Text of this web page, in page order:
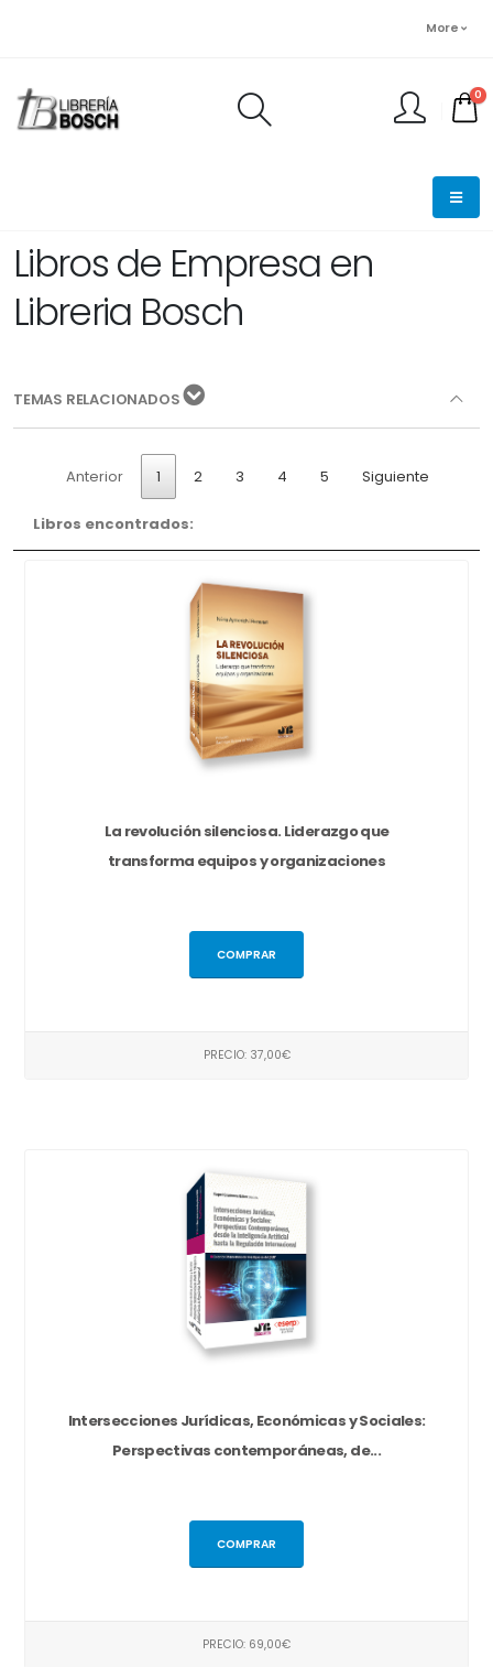
More
0
Libros de Empresa en
Libreria Bosch
TEMAS RELACIONADOS
Anterior 1 2 3 4 5 Siguiente
Libros encontrados:
La revolución silenciosa. Liderazgo que
transforma equipos y organizaciones
COMPRAR
PRECIO: 37,00€
Intersecciones Jurídicas, Económicas y Sociales:
Perspectivas contemporáneas, de...
COMPRAR
PRECIO: 69,00€